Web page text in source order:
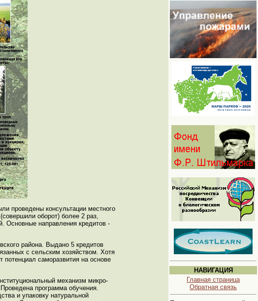
проведены консультации местного
оборот) более 2 раз,
Основные направления кредитов -
района. Выдано 5 кредитов
с сельским хозяйством. Хотя
потенциал саморазвития на основе
механизм микро-
программа обучения.
и упаковку натуральной
НАВИГАЦИЯ
Главная страница
Обратная связь